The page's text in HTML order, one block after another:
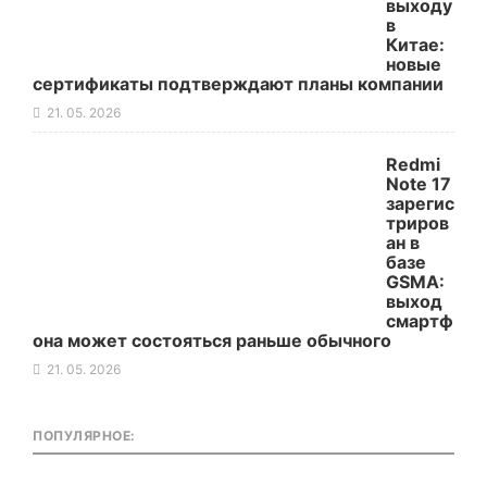
выходу
в
Китае:
новые
сертификаты подтверждают планы компании
21. 05. 2026
Redmi
Note 17
зарегис
триров
ан в
базе
GSMA:
выход
смартф
она может состояться раньше обычного
21. 05. 2026
ПОПУЛЯРНОЕ: